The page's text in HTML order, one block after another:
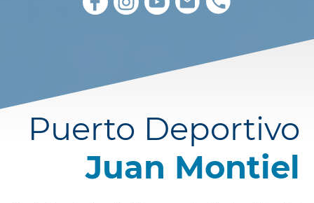
Puerto Deportivo
Juan Montiel